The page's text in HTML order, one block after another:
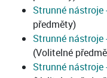
Strunné
předměty)
Strunné
(Volitelné
Strunné